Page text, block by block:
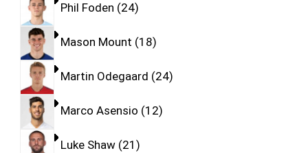
Phil Foden 24
Mason Mount 18
Martin Odegaard 24
Marco Asensio 12
Luke Shaw 21